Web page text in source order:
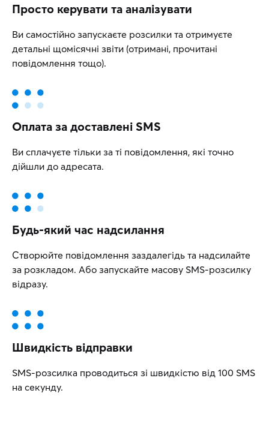
Просто керувати та аналізувати
Ви самостійно запускаєте розсилки та отримуєте
детальні щомісячні звіти (отримані, прочитані
повідомлення тощо).
Оплата за доставлені SMS
Ви сплачуєте тільки за ті повідомлення, які точно
дійшли до адресата.
Будь-який час надсилання
Створюйте повідомлення заздалегідь та надсилайте
за розкладом. Або запускайте масову SMS-розсилку
відразу.
Швидкість відправки
SMS-розсилка проводиться зі швидкістю від 100 SMS
на секунду.